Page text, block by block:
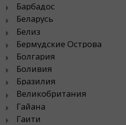
Барбадос
Беларусь
Белиз
Бермудские Острова
Болгария
Боливия
Бразилия
Великобритания
Гайана
Гаити